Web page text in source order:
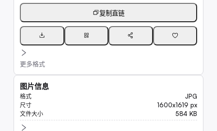
复制直链
更多格式
图片信息
格式 JPG
尺寸 1600x1619 px
文件大小 584 KB